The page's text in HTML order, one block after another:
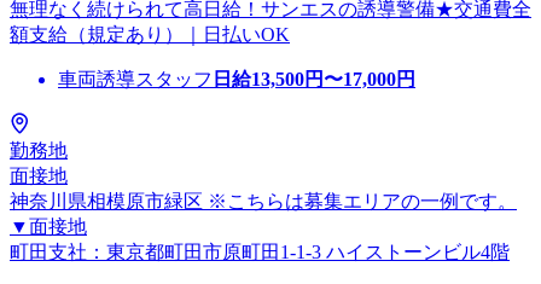
無理なく続けられて高日給！サンエスの誘導警備★交通費全
額支給（規定あり）｜日払いOK
車両誘導スタッフ 日給13,500円〜17,000円
勤務地
面接地
神奈川県相模原市緑区 ※こちらは募集エリアの一例です。
▼面接地
町田支社：東京都町田市原町田1-1-3 ハイストーンビル4階